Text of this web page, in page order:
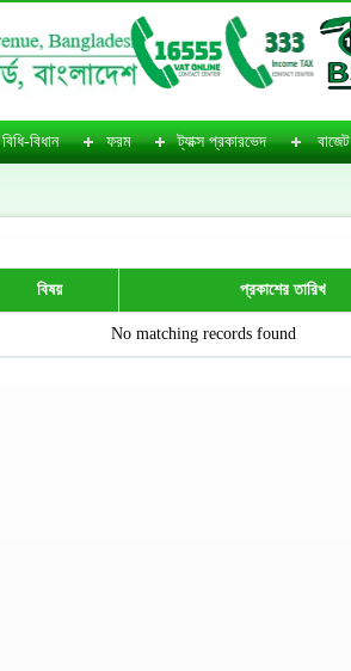
বিধি-বিধান ফরম ট্যাক্স প্রকারভেদ বাজেট
বিষয় প্রকাশের তারিখ
No matching records found